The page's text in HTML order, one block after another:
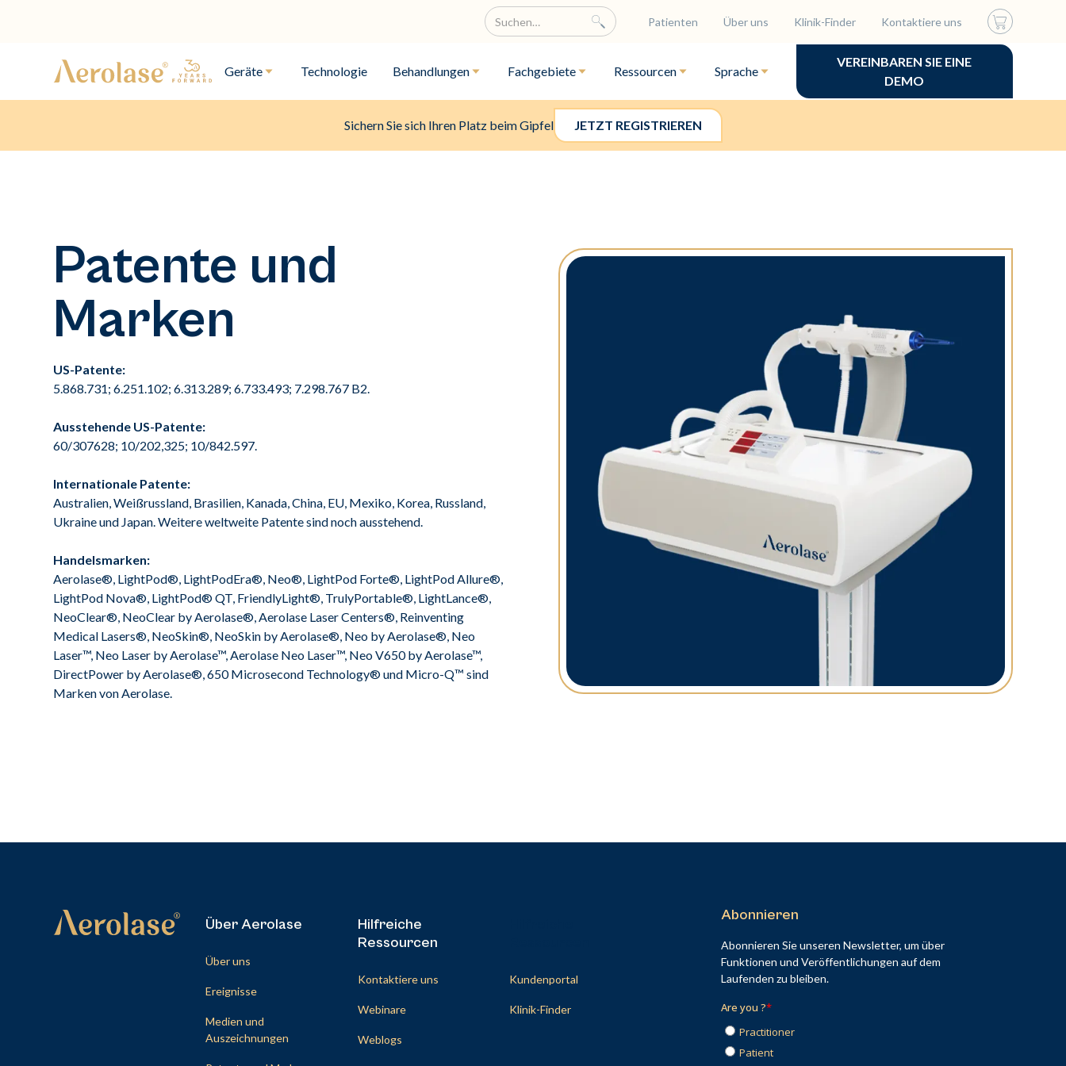
Patienten Über uns Klinik-Finder Kontaktiere uns
Geräte Technologie Behandlungen Fachgebiete Ressourcen Sprache
VEREINBAREN SIE EINE
DEMO
Sichern Sie sich Ihren Platz beim Gipfel JETZT REGISTRIEREN
Patente und
Marken
US-Patente:
5.868.731; 6.251.102; 6.313.289; 6.733.493; 7.298.767 B2.
Ausstehende US-Patente:
60/307628; 10/202,325; 10/842.597.
Internationale Patente:
Australien, Weißrussland, Brasilien, Kanada, China, EU, Mexiko, Korea, Russland,
Ukraine und Japan. Weitere weltweite Patente sind noch ausstehend.
Handelsmarken:
Aerolase®, LightPod®, LightPodEra®, Neo®, LightPod Forte®, LightPod Allure®,
LightPod Nova®, LightPod® QT, FriendlyLight®, TrulyPortable®, LightLance®,
NeoClear®, NeoClear by Aerolase®, Aerolase Laser Centers®, Reinventing
Medical Lasers®, NeoSkin®, NeoSkin by Aerolase®, Neo by Aerolase®, Neo
Laser™, Neo Laser by Aerolase™, Aerolase Neo Laser™, Neo V650 by Aerolase™,
DirectPower by Aerolase®, 650 Microsecond Technology® und Micro-Q™ sind
Marken von Aerolase.
Über Aerolase
Über uns
Ereignisse
Medien und
Auszeichnungen
Hilfreiche
Ressourcen
Kontaktiere uns
Webinare
Weblogs
Kundenportal
Klinik-Finder
Abonnieren
Abonnieren Sie unseren Newsletter, um über
Funktionen und Veröffentlichungen auf dem
Laufenden zu bleiben.